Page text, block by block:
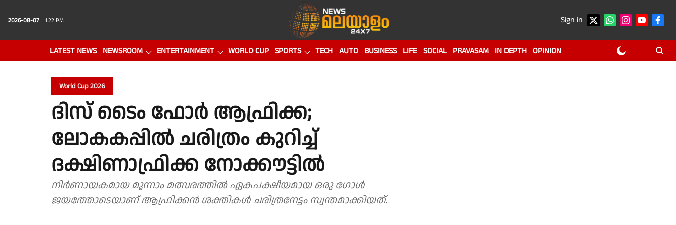
2026-08-07 1:22 PM Sign in
LATEST NEWS NEWSROOM ENTERTAINMENT WORLD CUP SPORTS TECH AUTO BUSINESS LIFE SOCIAL PRAVASAM IN DEPTH OPINION
World Cup 2026
ദിസ് ടൈം ഫോർ ആഫ്രിക്ക;
ലോകകപ്പിൽ ചരിത്രം കുറിച്ച്
ദക്ഷിണാഫ്രിക്ക നോക്കൗട്ടിൽ
നിർണായകമായ മൂന്നാം മത്സരത്തിൽ ഏകപക്ഷീയമായ ഒരു ഗോൾ
ജയത്തോടെയാണ് ആഫ്രിക്കൻ ശക്തികൾ ചരിത്രനേട്ടം സ്വന്തമാക്കിയത്.